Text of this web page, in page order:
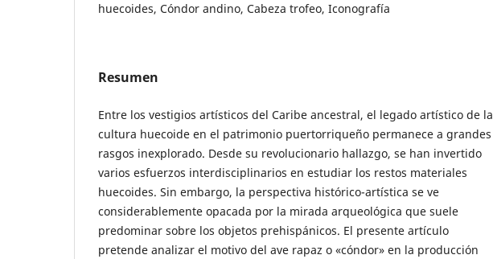
huecoides, Cóndor andino, Cabeza trofeo, Iconografía
Resumen
Entre los vestigios artísticos del Caribe ancestral, el legado artístico de la
cultura huecoide en el patrimonio puertorriqueño permanece a grandes
rasgos inexplorado. Desde su revolucionario hallazgo, se han invertido
varios esfuerzos interdisciplinarios en estudiar los restos materiales
huecoides. Sin embargo, la perspectiva histórico-artística se ve
considerablemente opacada por la mirada arqueológica que suele
predominar sobre los objetos prehispánicos. El presente artículo
pretende analizar el motivo del ave rapaz o «cóndor» en la producción